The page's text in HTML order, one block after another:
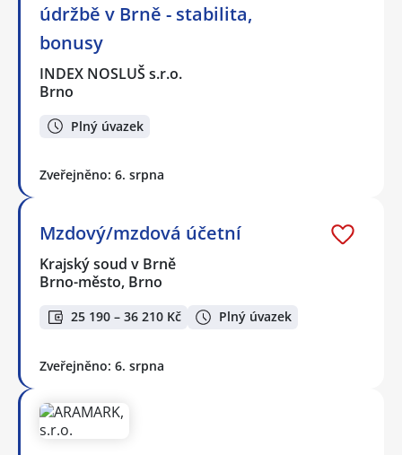
údržbě v Brně - stabilita,
bonusy
INDEX NOSLUŠ s.r.o.
Brno
Plný úvazek
Zveřejněno: 6. srpna
Mzdový/mzdová účetní
Krajský soud v Brně
Brno-město, Brno
25 190 – 36 210 Kč Plný úvazek
Zveřejněno: 6. srpna